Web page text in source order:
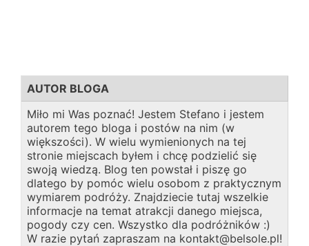
AUTOR BLOGA
Miło mi Was poznać! Jestem Stefano i jestem
autorem tego bloga i postów na nim (w
większości). W wielu wymienionych na tej
stronie miejscach byłem i chcę podzielić się
swoją wiedzą. Blog ten powstał i piszę go
dlatego by pomóc wielu osobom z praktycznym
wymiarem podróży. Znajdziecie tutaj wszelkie
informacje na temat atrakcji danego miejsca,
pogody czy cen. Wszystko dla podróżników :)
W razie pytań zapraszam na kontakt@belsole.pl!